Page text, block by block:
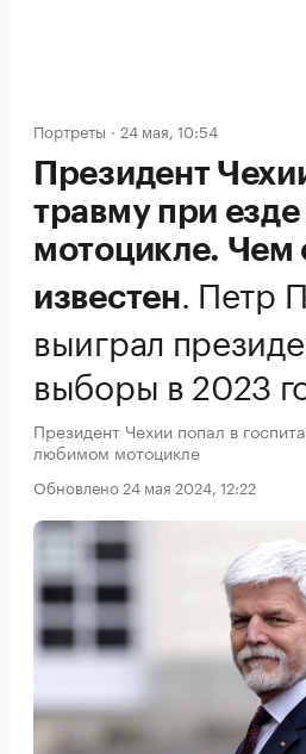
Портреты 24 мая, 10:54
Президент
травму при езде
мотоцикле. Чем
известен. Петр
выиграл
выборы в 2023
Президент Чехии попал в
любимом мотоцикле
Обновлено 24 мая 2024, 12:22